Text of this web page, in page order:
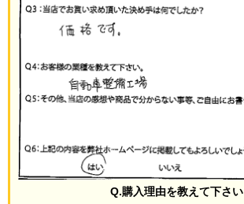
Q.購入理由を教えて下さい